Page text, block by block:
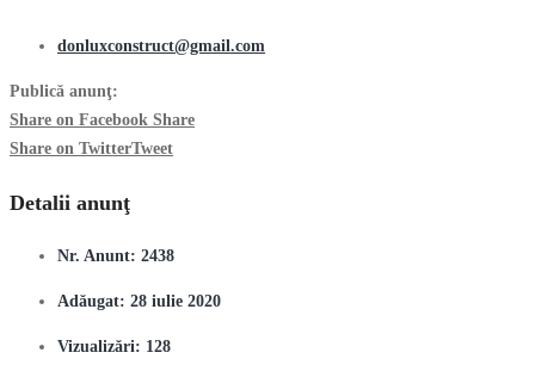
donluxconstruct@gmail.com
Publică anunţ:
Share on Facebook Share
Share on TwitterTweet
Detalii anunţ
Nr. Anunt: 2438
Adăugat: 28 iulie 2020
Vizualizări: 128